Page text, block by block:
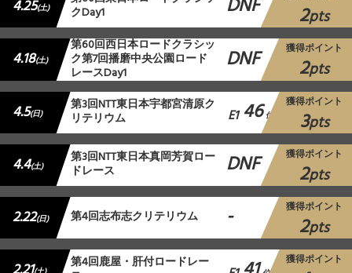
4.25(土) クDay1 DNF 2pts
4.18(土)
第60回西日本ロードクラシッ
ク第7回播磨中央公園ロード
レースDay1 DNF 獲得ポイント
2pts
4.5(日) 第3回NTT東日本宇都宮清原ク
リテリウム E1 46 位
獲得ポイント
3pts
4.4(土) 第3回NTT東日本真岡芳賀ロー
ドレース DNF 獲得ポイント
2pts
2.22(日) 第4回志布志クリテリウム - 獲得ポイント
2pts
第4回鹿屋・肝付ロードレー 獲得ポイント